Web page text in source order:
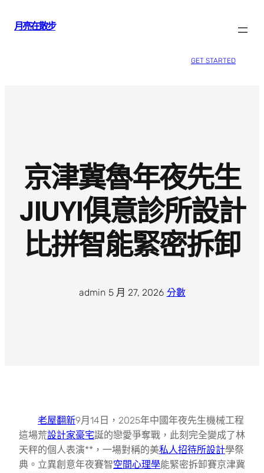
月亮在散步
GET STARTED
京津冀魯年夜先生
JIUYI俱意診所設計
比拼智能緊密拆卸
admin· 5 月 27, 2026· 分數
老屋翻新9月14日，2025年中國年夜先生機械工程
這場荒設計家豪宅誕的戀愛爭奪戰，此刻完全變成了林
天秤的個人表演**，一場對稱的美私人招待所設計學祭
典。立異創意年夜賽智空間心理學能緊密拆卸賽京津冀